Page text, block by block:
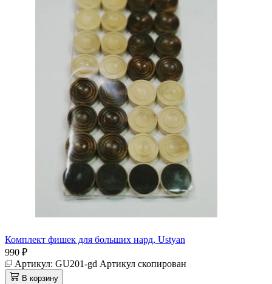
Комплект фишек для больших нард, Ustyan
990 ₽
Артикул: GU201-gd Артикул скопирован
В корзину